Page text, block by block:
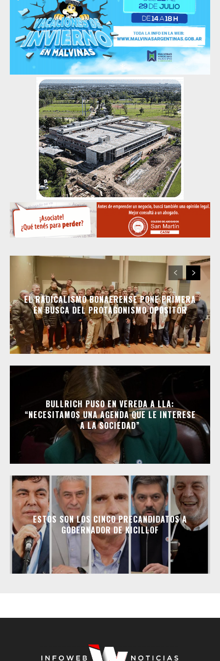
EL RADICALISMO BONAERENSE PONE PRIMERA
EN BUSCA DEL PROTAGONISMO OPOSITOR
BULLRICH PUSO EN VEREDA A LLA:
“NECESITAMOS UNA AGENDA QUE LE INTERESE
A LA SOCIEDAD”
ESTOS SON LOS CINCO PRECANDIDATOS A
GOBERNADOR DE KICILLOF